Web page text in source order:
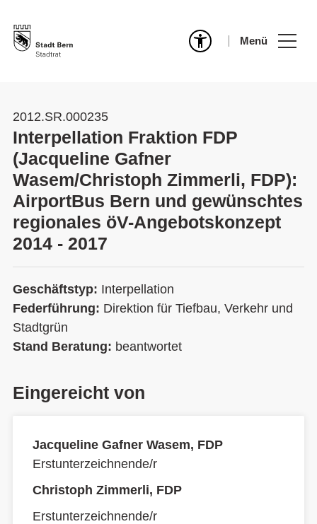
Menü
2012.SR.000235
Interpellation Fraktion FDP
(Jacqueline Gafner
Wasem/Christoph Zimmerli, FDP):
AirportBus Bern und gewünschtes
regionales öV-Angebotskonzept
2014 - 2017
Geschäftstyp: Interpellation
Federführung: Direktion für Tiefbau, Verkehr und
Stadtgrün
Stand Beratung: beantwortet
Eingereicht von
Jacqueline Gafner Wasem, FDP
Erstunterzeichnende/r
Christoph Zimmerli, FDP
Erstunterzeichnende/r